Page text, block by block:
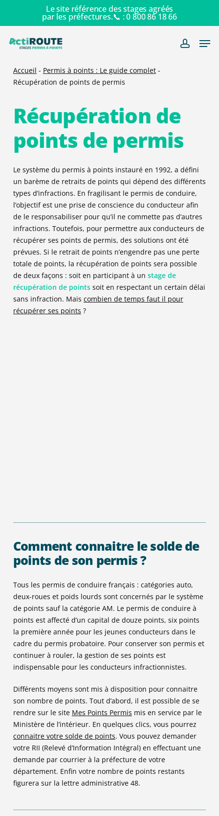
main
content
Le site référence des stages agréés
par les préfectures.📞 :0 800 86 18 66
account
Accueil - Permis à points : Le guide complet-
Récupération de points de permis
Récupération de
points de permis
Le système du permis à points instauré en 1992, a défini
un barème de retraits de points qui dépend des différents
types d’infractions. En fragilisant le permis de conduire,
l’objectif est une prise de conscience du conducteur afin
de le responsabiliser pour qu’il ne commette pas d’autres
infractions. Toutefois, pour permettre aux conducteurs de
récupérer ses points de permis, des solutions ont été
prévues. Si le retrait de points n’engendre pas une perte
totale de points, la récupération de points sera possible
de deux façons : soit en participant à un stage de
récupération de pointssoit en respectant un certain délai
sans infraction. Mais combien de temps faut il pour
récupérer ses points ?
Comment connaitre le solde de
points de son permis ?
Tous les permis de conduire français : catégories auto,
deux-roues etpoids lourds sont concernés par le système
de points sauf la catégorie AM. Le permis de conduire à
points est affecté d’un capital de douze points, six points
la première année pour les jeunes conducteurs dans le
cadre du permis probatoire. Pour conserver son permis et
continuer à rouler, la gestion de ses points est
indispensable pour les conducteurs infractionnistes.
Différents moyens sont mis à disposition pour connaitre
son nombre de points. Tout d’abord, il est possible de se
rendre sur le site Mes Points Permis mis en service par le
Ministère de l’intérieur. En quelques clics, vous pourrez
connaitre votre solde de points. Vous pouvez demander
votre RII (Relevé d’Information Intégral) en effectuant une
demande par courrier à la préfecture de votre
département. Enfin votre nombre de points restants
figurera sur la lettre administrative 48.